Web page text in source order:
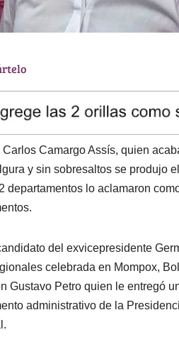
Camargo Assís, quien
y sin sobresaltos se produjo
departamentos lo aclamaron
del exvicepresidente
celebrada en Mompox,
Gustavo Petro quien le entregó
administrativo de la